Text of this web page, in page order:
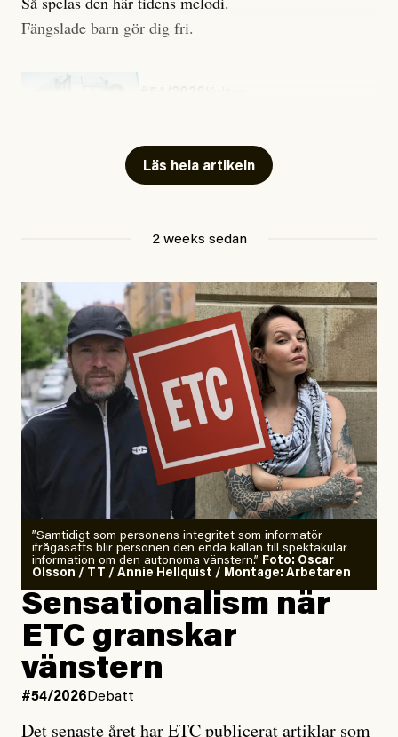
Fängslade barn gör dig fri.
Läs hela artikeln
2 weeks sedan
”Samtidigt som personens integritet som informatör
ifrågasätts blir personen den enda källan till spektakulär
information om den autonoma vänstern.” Foto: Oscar
Olsson / TT / Annie Hellquist / Montage: Arbetaren
Sensationalism när
ETC granskar
vänstern
#54/2026 Debatt
Det senaste året har ETC publicerat artiklar som